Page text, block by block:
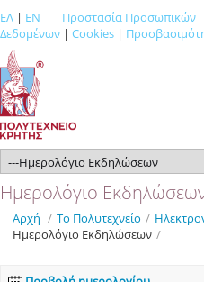
ΕΛ | EN
Προστασία Προσωπικών
Δεδομένων | Cookies |
Ημερολόγιο
Αρχή / Το Πολυτεχνείο /
Ημερολόγιο Εκδηλώσεων /